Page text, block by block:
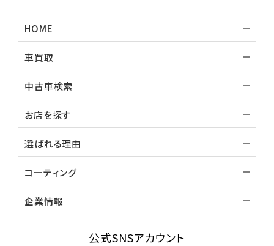
HOME
車買取
中古車検索
お店を探す
選ばれる理由
コーティング
企業情報
公式SNSアカウント